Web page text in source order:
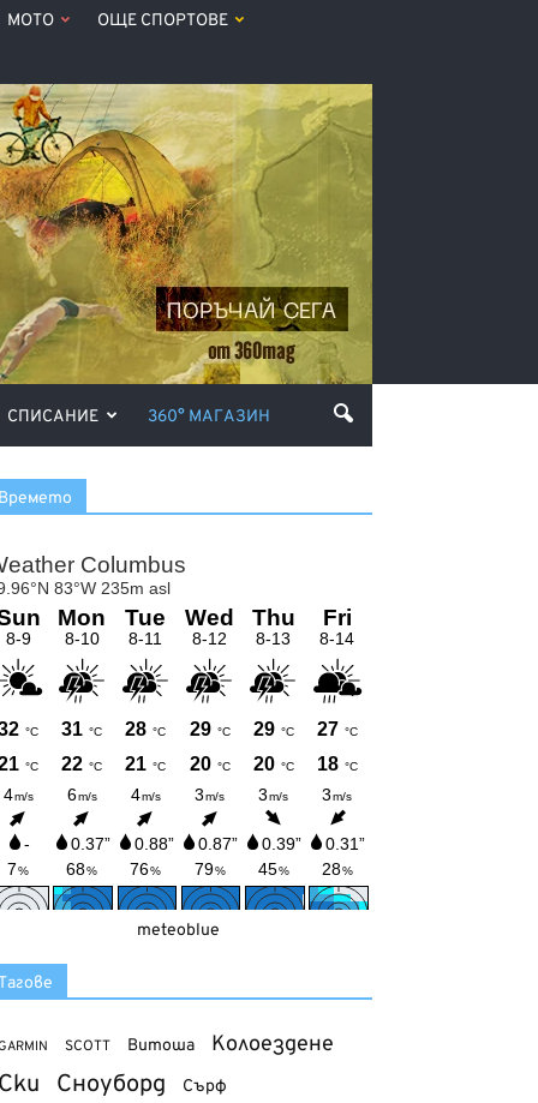
МОТО ОЩЕ СПОРТОВЕ
СПИСАНИЕ 360° МАГАЗИН
meteoblue
SCOTT Витоша Колоездене
Сноуборд Сърф